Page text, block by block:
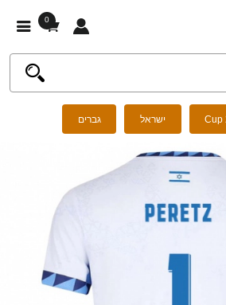
0
ישראל גברים